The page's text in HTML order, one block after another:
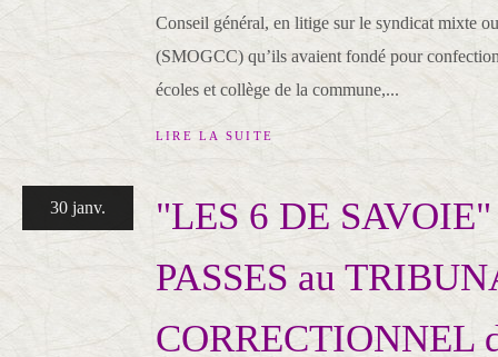
Conseil général, en litige sur le syndicat mixte
(SMOGCC) qu’ils avaient fondé pour
écoles et collège de la commune,...
LIRE LA SUITE
30 janv.
"LES 6 DE
PASSES au
CORRECTIONNEL